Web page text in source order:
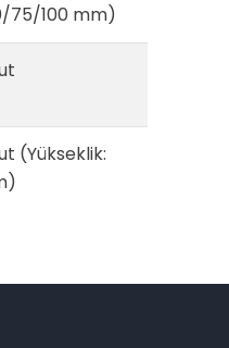
75/100 mm)
(Yükseklik: